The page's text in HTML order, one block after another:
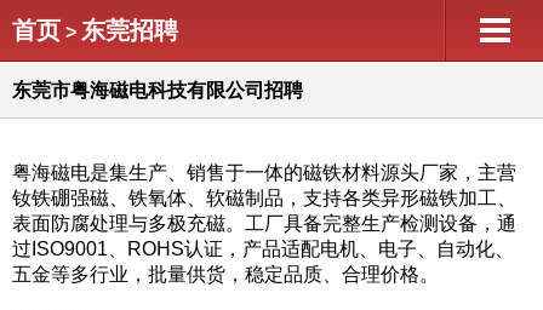
首页 > 东莞招聘
东莞市粤海磁电科技有限公司招聘
粤海磁电是集生产、销售于一体的磁铁材料源头厂家，主营
钕铁硼强磁、铁氧体、软磁制品，支持各类异形磁铁加工、
表面防腐处理与多极充磁。工厂具备完整生产检测设备，通
过ISO9001、ROHS认证，产品适配电机、电子、自动化、
五金等多行业，批量供货，稳定品质、合理价格。